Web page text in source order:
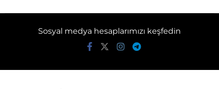
Sosyal medya hesaplarımızı keşfedin